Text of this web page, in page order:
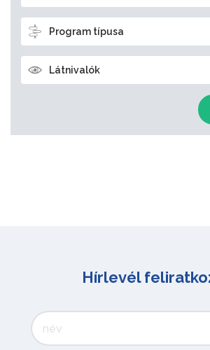
Program típusa
Látnivalók
Hírlevél